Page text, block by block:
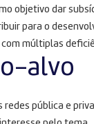
objetivo dar
para o
múltiplas
alvo
redes pública e